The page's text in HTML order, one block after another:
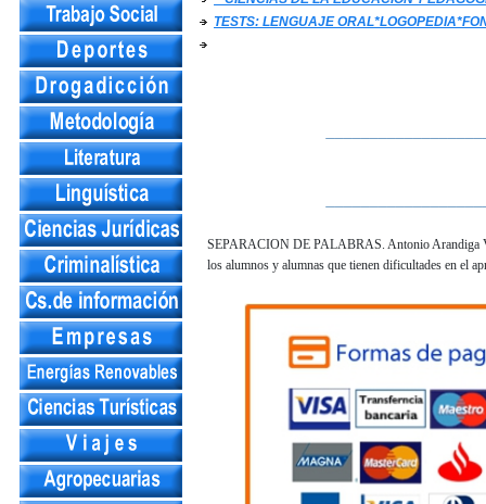
TESTS: LENGUAJE
SEPARACION DE PALABRAS. Antonio Arandiga
los alumnos y alumnas que tienen dificultades en el